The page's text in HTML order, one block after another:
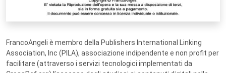
FrancoAngeli è membro della Publishers International Linking
Association, Inc (PILA), associazione indipendente e non profit per
facilitare (attraverso i servizi tecnologici implementati da